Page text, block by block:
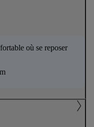
où se reposer